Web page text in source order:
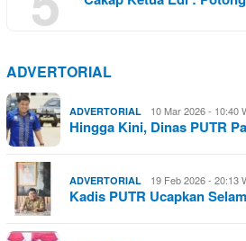
ADVERTORIAL
ADVERTORIAL 10 Mar 2026 - 10:40
Hingga Kini, Dinas PUTR
ADVERTORIAL 19 Feb 2026 - 20:13
Kadis PUTR Ucapkan